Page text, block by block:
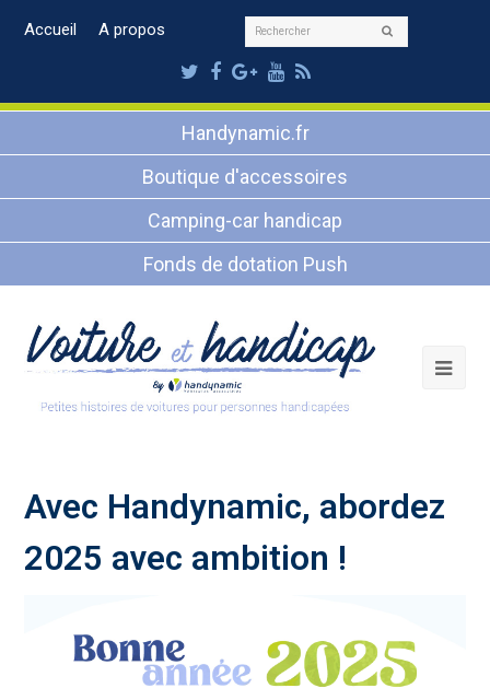
Accueil A propos Rechercher
Twitter
Facebook
Google
Plus
Youtube
RSS
Handynamic.fr
Boutique d'accessoires
Camping-car handicap
Fonds de dotation Push
Avec Handynamic, abordez
2025 avec ambition !